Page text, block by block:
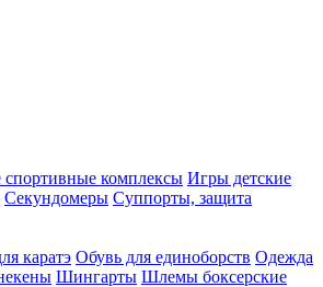
спортивные комплексы Игры детские
Секундомеры Суппорты, защита
каратэ Обувь для единоборств Одежда
Шингарты Шлемы боксерские